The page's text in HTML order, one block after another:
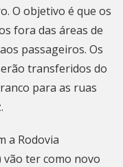
O objetivo é que os
fora das áreas de
passageiros. Os
transferidos do
para as ruas
a Rodovia
vão ter como novo